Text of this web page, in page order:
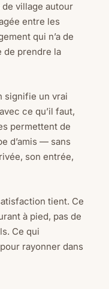
village autour
entre les
qui n’a de
de prendre la
signifie un vrai
ce qu’il faut,
permettent de
d’amis — sans
son entrée,
tient. Ce
à pied, pas de
Ce qui
rayonner dans